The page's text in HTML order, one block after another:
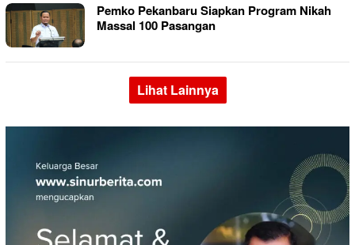
Pemko Pekanbaru Siapkan Program Nikah
Massal 100 Pasangan
Lihat Lainnya